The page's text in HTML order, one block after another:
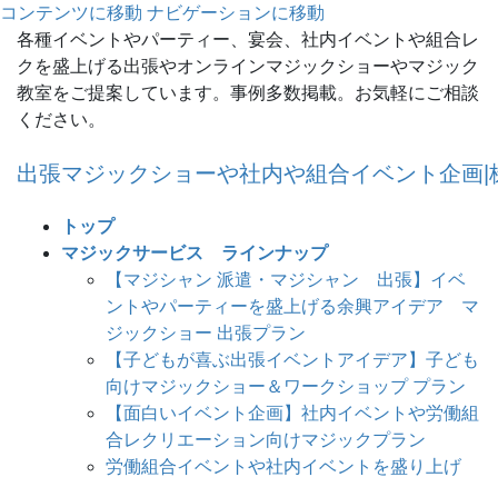
コンテンツに移動 ナビゲーションに移動
各種イベントやパーティー、宴会、社内イベントや組合レ
クを盛上げる出張やオンラインマジックショーやマジック
教室をご提案しています。事例多数掲載。お気軽にご相談
ください。
出張マジックショーや社内や組合イベント企画
トップ
マジックサービス ラインナップ
【マジシャン 派遣・マジシャン 出張】イベ
ントやパーティーを盛上げる余興アイデア マ
ジックショー 出張プラン
【子どもが喜ぶ出張イベントアイデア】子ども
向けマジックショー＆ワークショップ プラン
【面白いイベント企画】社内イベントや労働組
合レクリエーション向けマジックプラン
労働組合イベントや社内イベントを盛り上げ